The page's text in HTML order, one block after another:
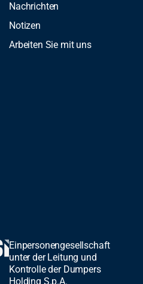
Einpersonengesellschaft
unter der Leitung und
Kontrolle der Dumpers
Holding S.p.A.
Nachrichten
Notizen
Arbeiten Sie mit uns